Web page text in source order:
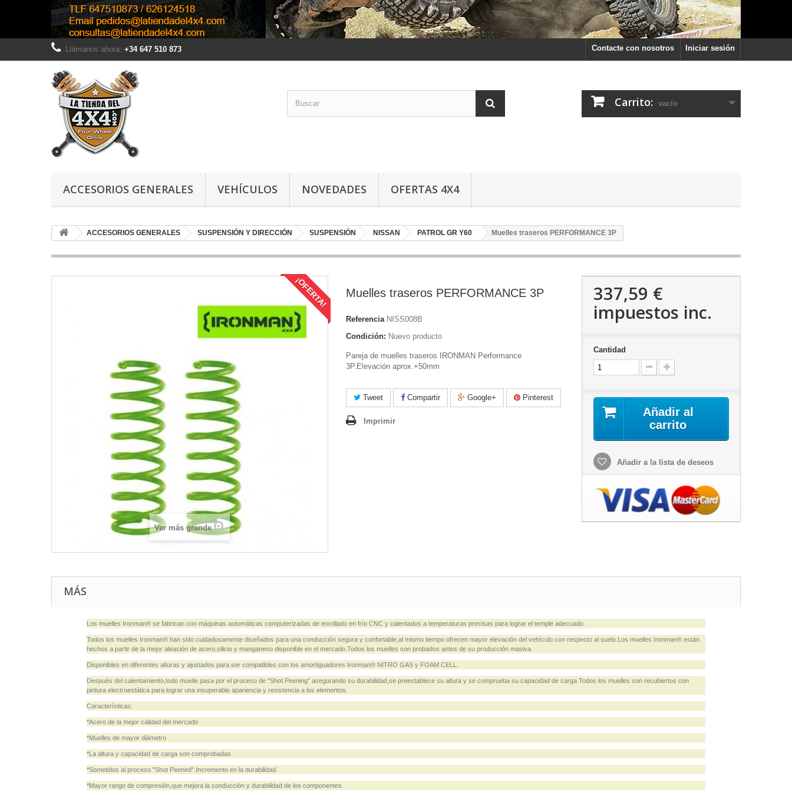
Iniciar sesión
Contacte con nosotros
Llámanos ahora: +34 647 510 873
Carrito: vacío
ACCESORIOS GENERALES VEHÍCULOS NOVEDADES OFERTAS 4X4
ACCESORIOS GENERALES SUSPENSIÓN Y DIRECCIÓN SUSPENSIÓN NISSAN PATROL GR Y60 Muelles traseros PERFORMANCE 3P
¡OFERTA!
Ver más grande
Muelles traseros PERFORMANCE 3P
Referencia NISS008B
Condición: Nuevo producto
Pareja de muelles traseros IRONMAN Performance
3P.Elevación aprox.+50mm
Tweet Compartir Google+ Pinterest
Imprimir
337,59 €
impuestos inc.
Cantidad
Añadir al
carrito
Añadir a la lista de deseos
MÁS
Los muelles Ironman® se fabrican con máquinas automáticas computerizadas de enrollado en frío CNC y calentados a temperaturas precisas para lograr el temple adecuado.
Todos los muelles Ironman® han sido cuidadosamente diseñados para una conducción segura y confortable,al mismo tiempo ofrecen mayor elevación del vehículo con respecto al suelo.Los muelles Ironman® están
hechos a partir de la mejor aleación de acero,silicio y manganeso disponible en el mercado.Todos los muelles son probados antes de su producción masiva.
Disponibles en diferentes alturas y ajustados para ser compatibles con los amortiguadores Ironman® NITRO GAS y FOAM CELL.
Después del calentamiento,todo muelle pasa por el proceso de "Shot Peening" asegurando su durabilidad,se preestablece su altura y se comprueba su capacidad de carga.Todos los muelles son recubiertos con
pintura electroestática para lograr una insuperable apariencia y resistencia a los elementos.
Características:
*Acero de la mejor calidad del mercado
*Muelles de mayor diámetro
*La altura y capacidad de carga son comprobadas
*Sometidos al proceso "Shot Peened".Incremento en la durabilidad.
*Mayor rango de compresión,que mejora la conducción y durabilidad de los componentes.